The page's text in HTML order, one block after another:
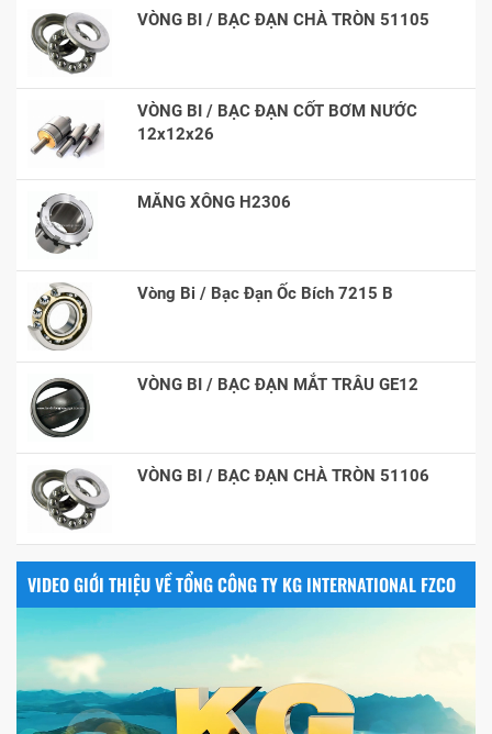
VÒNG BI / BẠC ĐẠN CHÀ TRÒN 51105
VÒNG BI / BẠC ĐẠN CỐT BƠM NƯỚC
12x12x26
MĂNG XÔNG H2306
Vòng Bi / Bạc Đạn Ốc Bích 7215 B
VÒNG BI / BẠC ĐẠN MẮT TRÂU GE12
VÒNG BI / BẠC ĐẠN CHÀ TRÒN 51106
VIDEO GIỚI THIỆU VỀ TỔNG CÔNG TY KG INTERNATIONAL FZCO